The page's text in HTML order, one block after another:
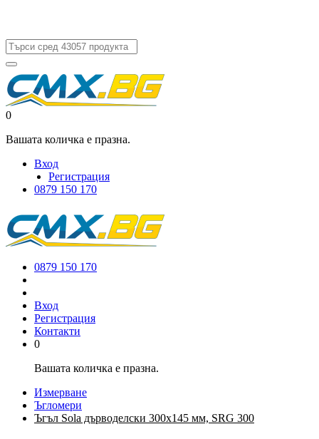
0
Вашата количка е празна.
Вход
Регистрация
0879 150 170
0879 150 170
Вход
Регистрация
Контакти
0
Вашата количка е празна.
Измерване
Ъгломери
Ъгъл Sola дърводелски 300х145 мм, SRG 300